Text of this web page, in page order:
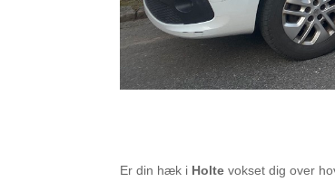
Er din hæk i Holte vokset dig over